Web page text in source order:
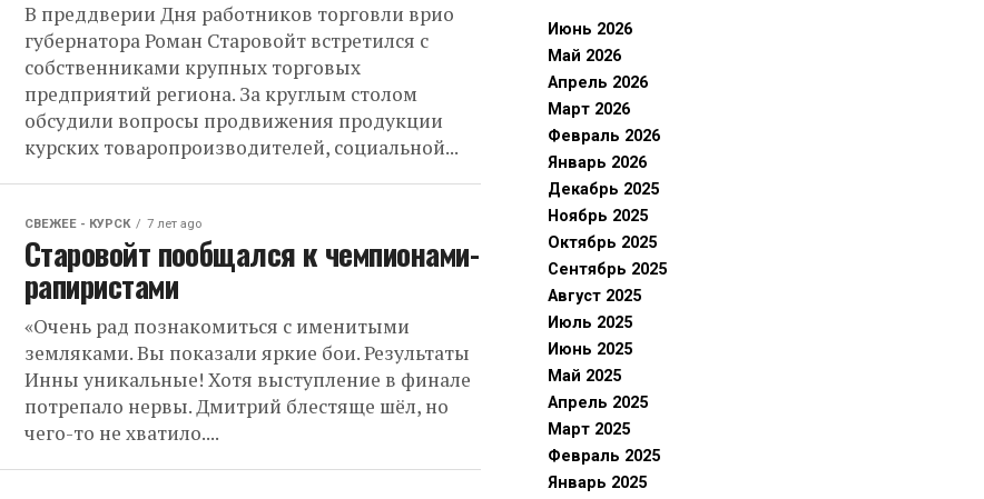
В преддверии Дня работников торговли врио
губернатора Роман Старовойт встретился с
собственниками крупных торговых
предприятий региона. За круглым столом
обсудили вопросы продвижения продукции
курских товаропроизводителей, социальной...
СВЕЖЕЕ - КУРСК 7 лет ago
Старовойт пообщался к чемпионами-
рапиристами
«Очень рад познакомиться с именитыми
земляками. Вы показали яркие бои. Результаты
Инны уникальные! Хотя выступление в финале
потрепало нервы. Дмитрий блестяще шёл, но
чего-то не хватило....
Июнь 2026
Май 2026
Апрель 2026
Март 2026
Февраль 2026
Январь 2026
Декабрь 2025
Ноябрь 2025
Октябрь 2025
Сентябрь 2025
Август 2025
Июль 2025
Июнь 2025
Май 2025
Апрель 2025
Март 2025
Февраль 2025
Январь 2025